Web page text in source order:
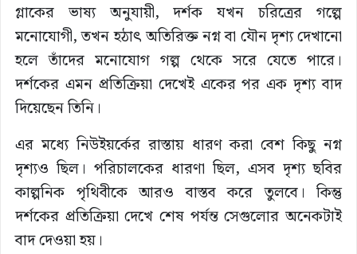
গ্লাকের ভাষ্য অনুযায়ী, দর্শক যখন চরিত্রের গল্পে
মনোযোগী, তখন হঠাৎ অতিরিক্ত নগ্ন বা যৌন দৃশ্য দেখানো
হলে তাঁদের মনোযোগ গল্প থেকে সরে যেতে পারে।
দর্শকের এমন প্রতিক্রিয়া দেখেই একের পর এক দৃশ্য বাদ
দিয়েছেন তিনি।
এর মধ্যে নিউইয়র্কের রাস্তায় ধারণ করা বেশ কিছু নগ্ন
দৃশ্যও ছিল। পরিচালকের ধারণা ছিল, এসব দৃশ্য ছবির
কাল্পনিক পৃথিবীকে আরও বাস্তব করে তুলবে। কিন্তু
দর্শকের প্রতিক্রিয়া দেখে শেষ পর্যন্ত সেগুলোর অনেকটাই
বাদ দেওয়া হয়।